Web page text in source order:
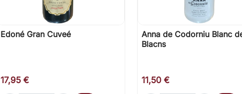
 Vista rápida
Edoné Gran Cuveé
17,95 €
 Vista rápida
Anna de Codorniu Blanc
Blacns
11,50 €